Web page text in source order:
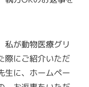
が動物医療グリ
際にご紹介いただ
生に、ホームペー